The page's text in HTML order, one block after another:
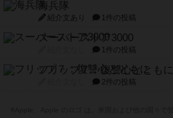
海兵隊
紹介文あり 1件の投稿
スーパーストア3000
1件の投稿
フリップ７：復讐心とともに
2件の投稿